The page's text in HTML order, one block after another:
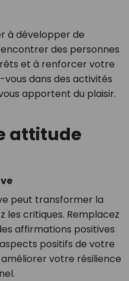
à développer de
des personnes
et à renforcer votre
vous dans des activités
apportent du plaisir.
attitude
peut transformer la
les critiques. Remplacez
affirmations positives
positifs de votre
votre résilience